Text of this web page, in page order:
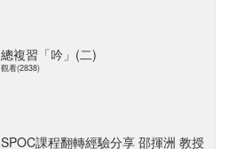
總複習「吟」(二)
觀看(2838)
SPOC課程翻轉經驗分享 邵揮洲 教授